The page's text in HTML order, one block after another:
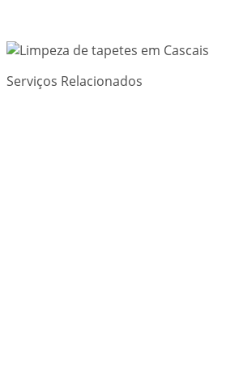
Serviços Relacionados